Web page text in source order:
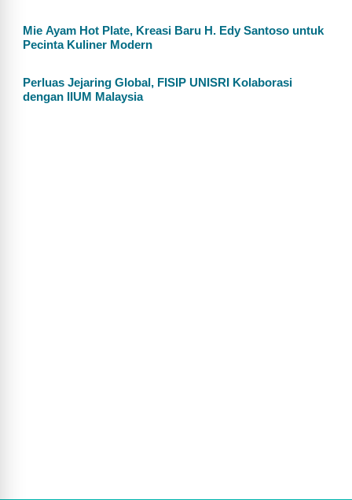
Mie Ayam Hot Plate, Kreasi Baru H. Edy Santoso untuk
Pecinta Kuliner Modern
Perluas Jejaring Global, FISIP UNISRI Kolaborasi
dengan IIUM Malaysia